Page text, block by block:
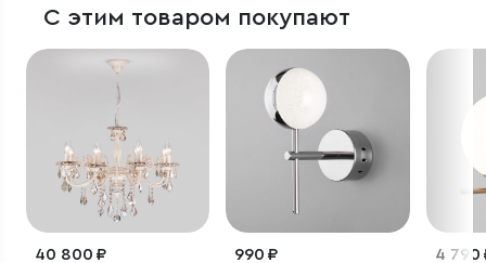
С этим товаром покупают
40 800 ₽ 990 ₽ 4 790